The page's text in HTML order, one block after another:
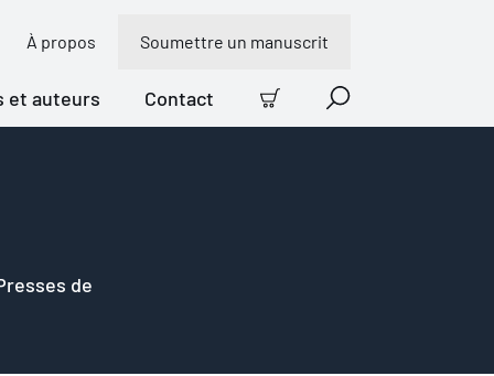
À propos Soumettre un manuscrit
et auteurs Contact
Panier Recherche
de